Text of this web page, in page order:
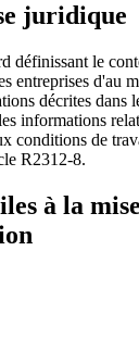
juridique
définissant le
entreprises d'au
décrites dans
informations
conditions de
R2312-8.
à la